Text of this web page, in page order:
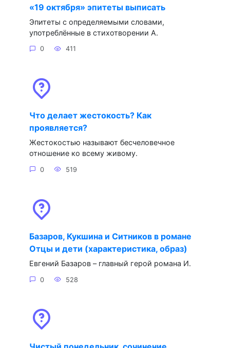
«19 октября» эпитеты выписать
Эпитеты с определяемыми словами,
употреблённые в стихотворении А.
0 411
Что делает жестокость? Как
проявляется?
Жестокостью называют бесчеловечное
отношение ко всему живому.
0 519
Базаров, Кукшина и Ситников в романе
Отцы и дети (характеристика, образ)
Евгений Базаров – главный герой романа И.
0 528